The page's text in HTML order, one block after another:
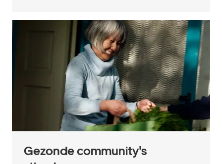
Gezonde community's